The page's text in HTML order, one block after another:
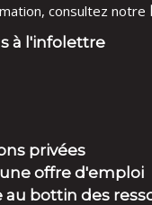
consultez notre
à l'infolettre
privées
offre d'emploi
au bottin des